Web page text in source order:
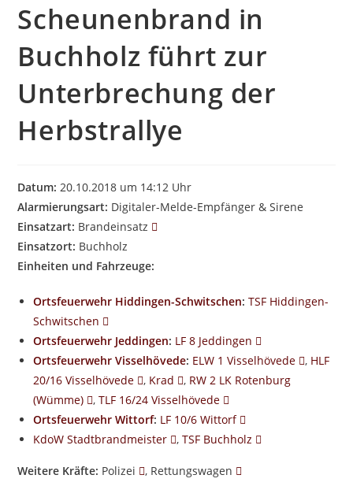
Scheunenbrand in
Buchholz führt zur
Unterbrechung der
Herbstrallye
Datum: 20.10.2018 um 14:12 Uhr
Alarmierungsart: Digitaler-Melde-Empfänger & Sirene
Einsatzart: Brandeinsatz
Einsatzort: Buchholz
Einheiten und Fahrzeuge:
Ortsfeuerwehr Hiddingen-Schwitschen: TSF Hiddingen-
Schwitschen
Ortsfeuerwehr Jeddingen: LF 8 Jeddingen
Ortsfeuerwehr Visselhövede: ELW 1 Visselhövede , HLF
20/16 Visselhövede
, Krad , RW 2 LK Rotenburg
(Wümme)
,TLF 16/24 Visselhövede
Ortsfeuerwehr Wittorf: LF 10/6 Wittorf
KdoW Stadtbrandmeister
,TSF Buchholz
Weitere Kräfte: Polizei , Rettungswagen